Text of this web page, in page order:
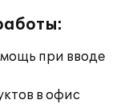
при вводе
в офис